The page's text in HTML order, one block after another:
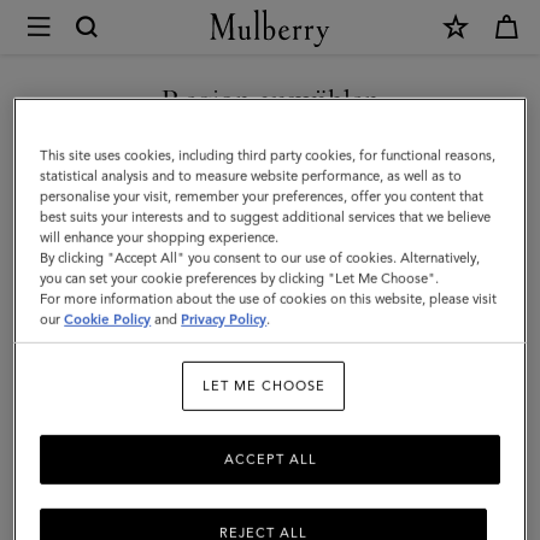
Mulberry
Rucksäcke
|
Damentaschen
|
Damen
Entdecken Sie Mulberrys Auswahl an Designer-Rucksäcken für
Damen.
Mini-Taschen Henkeltaschen Beuteltaschen Rucksäcke
16Products
Region auswählen
Sie befinden sich auf unserer Seite für Österreich, aber wir
haben festgestellt, dass Sie hier sind: Vereinigte Staaten.
SEITE FÜR VEREINIGTE
STAATEN BESUCHEN
AUF FOLGENDER WEBSEITE
FORTFAHREN: ÖSTERREICH
This site uses cookies, including third party cookies, for functional reasons,
statistical analysis and to measure website performance, as well as to
personalise your visit, remember your preferences, offer you content that
best suits your interests and to suggest additional services that we believe
will enhance your shopping experience.
By clicking "Accept All" you consent to our use of cookies. Alternatively,
you can set your cookie preferences by clicking "Let Me Choose".
For more information about the use of cookies on this website, please visit
ourCookie Policy and Privacy Policy.
LET ME CHOOSE
REJECT ALL
ACCEPT ALL